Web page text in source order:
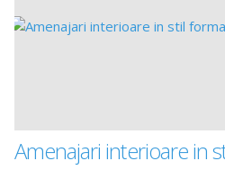
Amenajari interioare in